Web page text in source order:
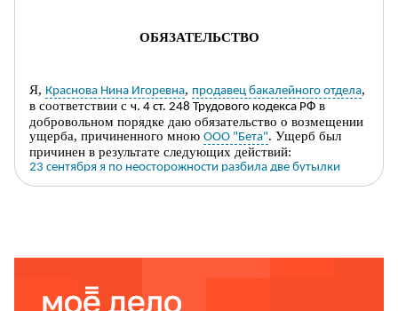
ОБЯЗАТЕЛЬСТВО
Я, Краснова Нина Игоревна, продавец бакалейного отдела,
в соответствии с ч. 4 ст. 248 Трудового кодекса РФ в
добровольном порядке даю обязательство о возмещении
ущерба, причиненного мною ООО "Бета". Ущерб был
причинен в результате следующих действий:
23 сентября я по неосторожности разбила две бутылки
красного сухого вина "Cahors Le Cedre" (2005 год),
уплаты регулярных платежей (2000 руб.) в течение
(до 25-го числа каждого из указанных месяцев)